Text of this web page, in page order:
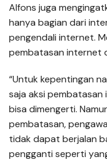
Alfons juga
hanya bagian dari
pengendali internet.
pembatasan internet
“Untuk kepentingan
saja aksi
bisa dimengerti.
pembatasan,
tidak dapat berjalan
pengganti seperti